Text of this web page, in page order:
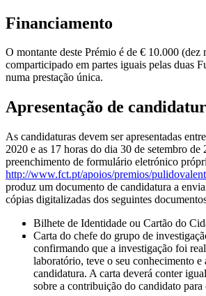
Financiamento
O montante deste Prémio é de € 10.000 (dez
comparticipado em partes iguais pelas duas
numa prestação única.
Apresentação de
As candidaturas devem ser apresentadas
2020 e as 17 horas do dia 30 de setembro de
preenchimento de formulário eletrónico
http://www.fct.pt/apoios/premios/
produz um documento de candidatura a
cópias digitalizadas dos seguintes
Bilhete de Identidade ou Cartão do
Carta do chefe do grupo de
confirmando que a investigação foi
laboratório, teve o seu conhecimento e
candidatura. A carta deverá conter
sobre a contribuição do candidato